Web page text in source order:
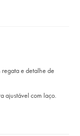
e detalhe de
ajustável com laço.